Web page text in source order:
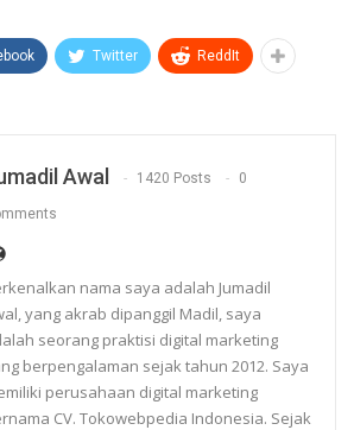
Twitter ReddIt
Awal 1420 Posts 0
nama saya adalah Jumadil
yang akrab dipanggil Madil, saya
seorang praktisi digital marketing
berpengalaman sejak tahun 2012. Saya
perusahaan digital marketing
CV. Tokowebpedia Indonesia. Sejak